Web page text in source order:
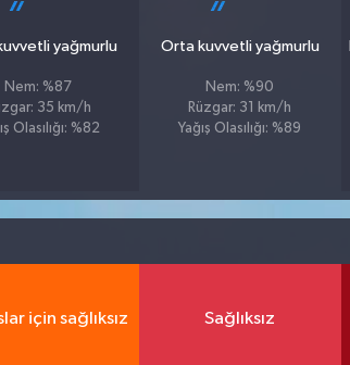
yağmurlu
Nem: %87
35 km/h
Olasılığı: %82
Orta kuvvetli yağmurlu
Nem: %90
Rüzgar: 31 km/h
Yağış Olasılığı: %89
için sağlıksız Sağlıksız